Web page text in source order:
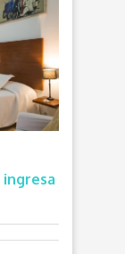
ingresa